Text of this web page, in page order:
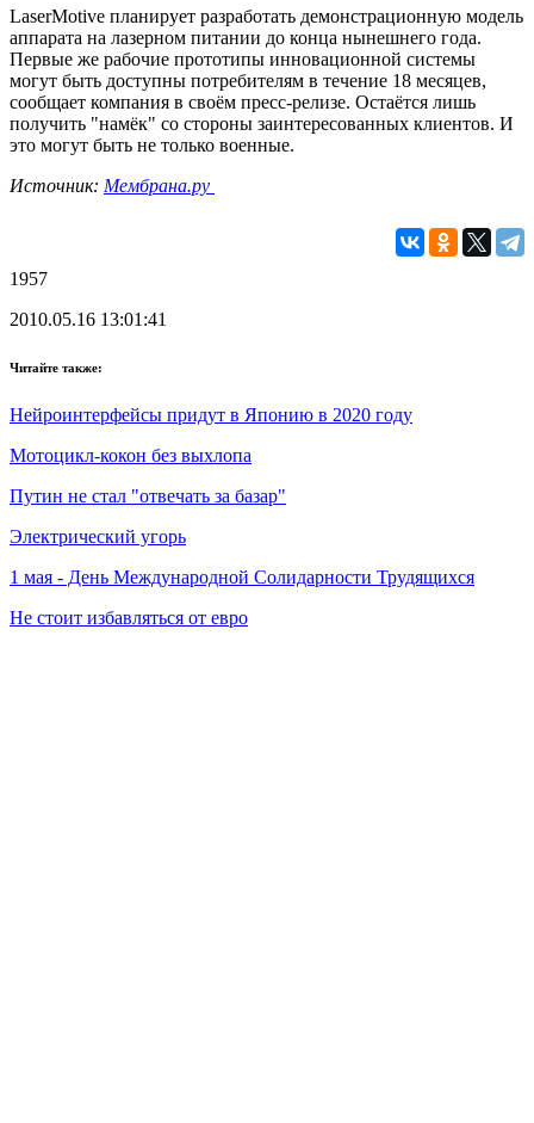
LaserMotive планирует разработать демонстрационную модель
аппарата на лазерном питании до конца нынешнего года.
Первые же рабочие прототипы инновационной системы
могут быть доступны потребителям в течение 18 месяцев,
сообщает компания в своём пресс-релизе. Остаётся лишь
получить "намёк" со стороны заинтересованных клиентов. И
это могут быть не только военные.
Источник: Мембрана.ру
1957
2010.05.16 13:01:41
Читайте также:
Нейроинтерфейсы придут в Японию в 2020 году
Мотоцикл-кокон без выхлопа
Путин не стал "отвечать за базар"
Электрический угорь
1 мая - День Международной Солидарности Трудящихся
Не стоит избавляться от евро